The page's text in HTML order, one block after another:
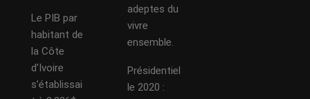
Le PIB par
habitant de
la Côte
d’Ivoire
s’établissai
adeptes du
vivre
ensemble.
Présidentiel
le 2020 :